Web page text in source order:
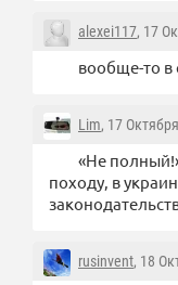
alexei117, 17
вообще-то в
Lim, 17
«Не
походу, в
rusinvent, 18